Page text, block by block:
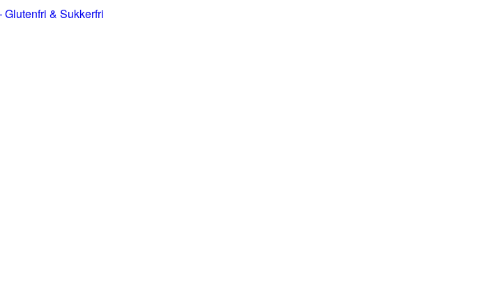
& Sukkerfri